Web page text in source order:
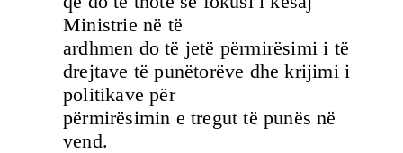
Ministrie në të
ardhmen do të jetë përmirësimi i të
drejtave të punëtorëve dhe krijimi i
politikave për
përmirësimin e tregut të punës në
vend.